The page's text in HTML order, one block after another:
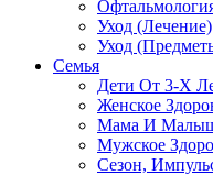
Уход (Лечение)
Уход
Семья
Дети От 3-Х
Женское
Мама И
Мужское
Сезон,